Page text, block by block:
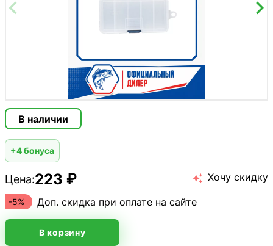
В наличии
+4 бонуса
Цена:223 ₽  Хочу скидку
-5% Доп. скидка при оплате на сайте
В корзину